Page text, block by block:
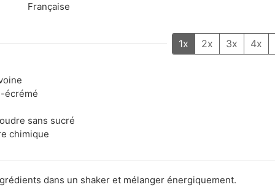
Française
1x 2x 3x 4x
écrémé
sans sucré
chimique
dans un shaker et mélanger énergiquement.